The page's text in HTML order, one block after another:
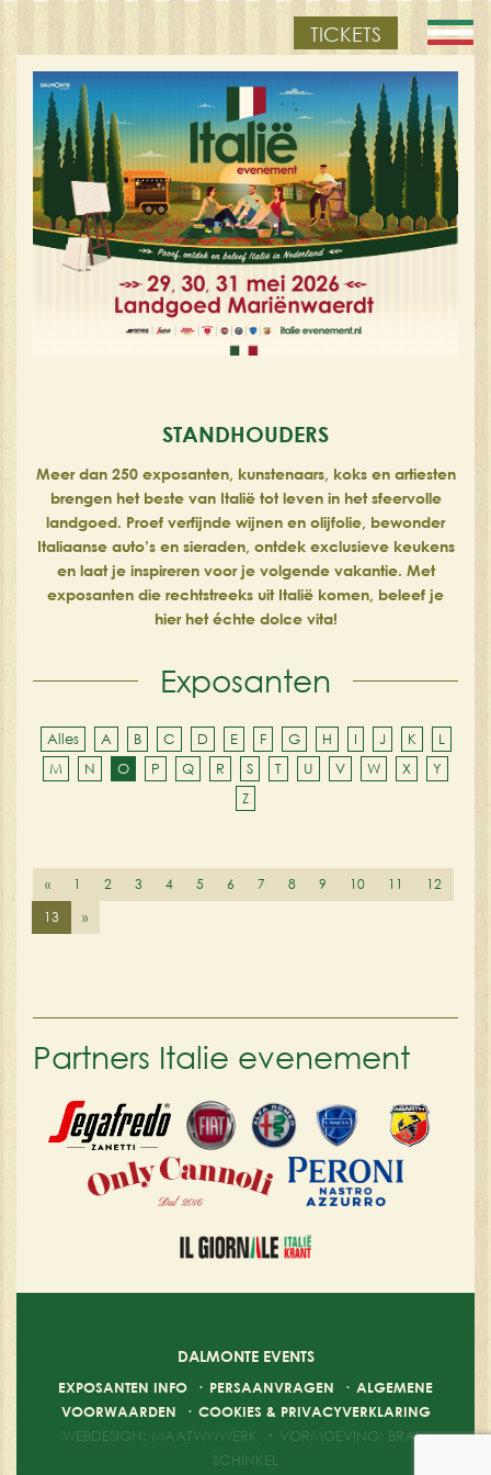
TICKETS
STANDHOUDERS
Meer dan 250 exposanten, kunstenaars, koks en artiesten
brengen het beste van Italië tot leven in het sfeervolle
landgoed. Proef verfijnde wijnen en olijfolie, bewonder
Italiaanse auto’s en sieraden, ontdek exclusieve keukens
en laat je inspireren voor je volgende vakantie. Met
exposanten die rechtstreeks uit Italië komen, beleef je
hier het échte dolce vita!
Exposanten
Alles A B C D E F G H I J K
L
M
N O P Q R S T U V W X
Y
Z
« 1 2 3 4 5 6 7 8 9 10 11
12
13
»
Partners Italie evenement
DALMONTE EVENTS
EXPOSANTEN INFO · PERSAANVRAGEN · ALGEMENE
VOORWAARDEN · COOKIES & PRIVACYVERKLARING
WEBDESIGN: MAATWWWERK
· VORMGEVING: BRAM
SCHINKEL